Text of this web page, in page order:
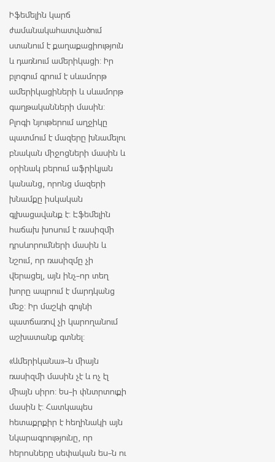
Իֆեմելին կարճ
ժամանակահատվածում
ստանում է քաղաքացիություն
և դառնում ամերիկացի: Իր
բլոգում գրում է սևամորթ
ամերիկացիների և սևամորթ
գաղթականների մասին:
Բլոգի նյութերում աղջիկը
պատմում է մազերը խնամելու
բնական միջոցների մասին և
օրինակ բերում աֆրիկյան
կանանց, որոնց մազերի
խնամքը իսկական
գլխացավանք է: Էֆեմելին
հաճախ խոսում է ռասիզմի
դրսևորումների մասին և
նշում, որ ռասիզմը չի
վերացել, այն ինչ-որ տեղ
խորը ապրում է մարդկանց
մեջ: Իր մաշկի գույնի
պատճառով չի կարողանում
աշխատանք գտնել:
«Ամերիկանա»-ն միայն
ռասիզմի մասին չէ և ոչ էլ
միայն սիրո: Ես-ի փնտրտուքի
մասին է: Հատկապես
հետաքրքիր է հեղինակի այն
նկարագրությունը, որ
հերոսները սեփական ես-ն ու